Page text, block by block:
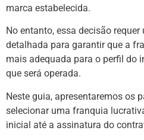
marca estabelecida.
No entanto, essa decisão
detalhada para garantir que a
mais adequada para o perfil do
que será operada.
Neste guia, apresentaremos os
selecionar uma franquia
inicial até a assinatura do